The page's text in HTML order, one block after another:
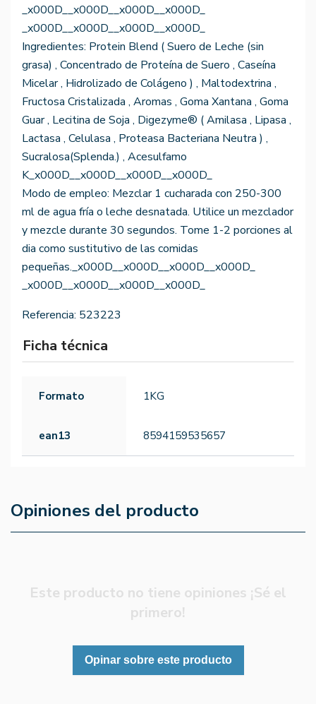
_x000D__x000D__x000D__x000D_
_x000D__x000D__x000D__x000D_
Ingredientes: Protein Blend ( Suero de Leche (sin
grasa) , Concentrado de Proteína de Suero , Caseína
Micelar , Hidrolizado de Colágeno ) , Maltodextrina ,
Fructosa Cristalizada , Aromas , Goma Xantana , Goma
Guar , Lecitina de Soja , Digezyme® ( Amilasa , Lipasa ,
Lactasa , Celulasa , Proteasa Bacteriana Neutra ) ,
Sucralosa(Splenda.) , Acesulfamo
K_x000D__x000D__x000D__x000D_
Modo de empleo: Mezclar 1 cucharada con 250-300
ml de agua fría o leche desnatada. Utilice un mezclador
y mezcle durante 30 segundos. Tome 1-2 porciones al
dia como sustitutivo de las comidas
pequeñas._x000D__x000D__x000D__x000D_
_x000D__x000D__x000D__x000D_
Referencia: 523223
Ficha técnica
Formato 1KG
ean13 8594159535657
Opiniones del producto
Este producto no tiene opiniones ¡Sé el
primero!
Opinar sobre este producto